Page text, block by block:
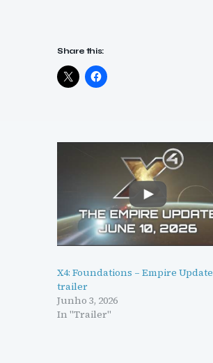
Share this:
X4: Foundations – Empire Update
trailer
Junho 3, 2026
In "Trailer"